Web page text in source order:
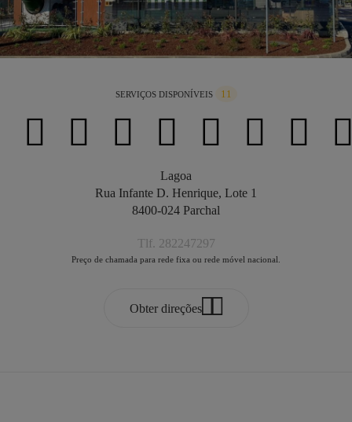
SERVIÇOS DISPONÍVEIS 11
Lagoa
Rua Infante D. Henrique, Lote 1
8400-024 Parchal
Tlf. 282247297
Preço de chamada para rede fixa ou rede móvel nacional.
Obter direções